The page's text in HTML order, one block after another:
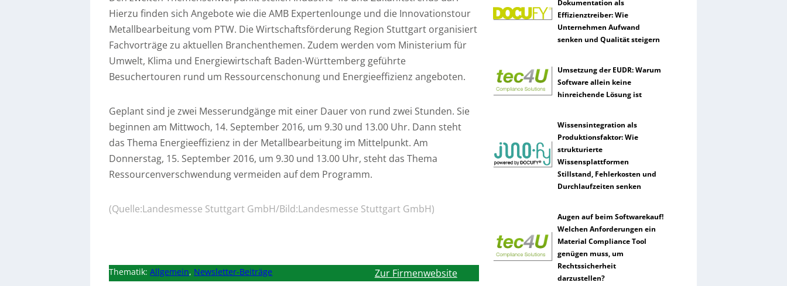
Hierzu finden sich Angebote wie die AMB Expertenlounge und die Innovationstour
Metallbearbeitung vom PTW. Die Wirtschaftsförderung Region Stuttgart organisiert
Fachvorträge zu aktuellen Branchenthemen. Zudem werden vom Ministerium für
Umwelt, Klima und Energiewirtschaft Baden-Württemberg geführte
Besuchertouren rund um Ressourcenschonung und Energieeffizienz angeboten.
Geplant sind je zwei Messerundgänge mit einer Dauer von rund zwei Stunden. Sie
beginnen am Mittwoch, 14. September 2016, um 9.30 und 13.00 Uhr. Dann steht
das Thema Energieeffizienz in der Metallbearbeitung im Mittelpunkt. Am
Donnerstag, 15. September 2016, um 9.30 und 13.00 Uhr, steht das Thema
Ressourcenverschwendung vermeiden auf dem Programm.
(Quelle:Landesmesse Stuttgart GmbH/Bild:Landesmesse Stuttgart GmbH)
Thematik:Allgemein, Newsletter-Beiträge Zur Firmenwebsite
Dokumentation als
Effizienztreiber: Wie
Unternehmen Aufwand
senken und Qualität steigern
Umsetzung der EUDR: Warum
Software allein keine
hinreichende Lösung ist
Wissensintegration als
Produktionsfaktor: Wie
strukturierte
Wissensplattformen
Stillstand, Fehlerkosten und
Durchlaufzeiten senken
Augen auf beim Softwarekauf!
Welchen Anforderungen ein
Material Compliance Tool
genügen muss, um
Rechtssicherheit
darzustellen?